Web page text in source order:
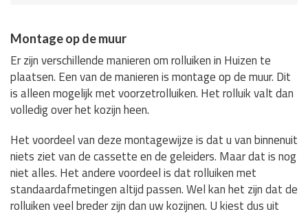
Montage op de muur
Er zijn verschillende manieren om rolluiken in Huizen te
plaatsen. Een van de manieren is montage op de muur. Dit
is alleen mogelijk met voorzetrolluiken. Het rolluik valt dan
volledig over het kozijn heen.
Het voordeel van deze montagewijze is dat u van binnenuit
niets ziet van de cassette en de geleiders. Maar dat is nog
niet alles. Het andere voordeel is dat rolluiken met
standaardafmetingen altijd passen. Wel kan het zijn dat de
rolluiken veel breder zijn dan uw kozijnen. U kiest dus uit